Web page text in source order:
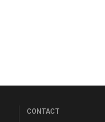
CONTACT